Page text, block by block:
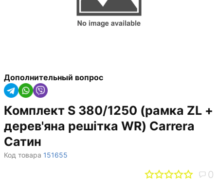
Дополнительный вопрос
Комплект S 380/1250 (рамка ZL +
дерев'яна решітка WR) Carrera
Сатин
Код товара 151655
0